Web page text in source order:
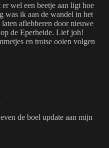
wel een beetje aan ligt hoe
was ik aan de wandel in het
aflebberen door nieuwe
de Eperheide. Lief joh!
en trotse ooien volgen
de boel update aan mijn